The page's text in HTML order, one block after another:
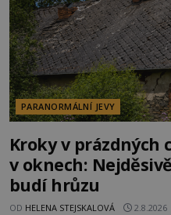
PARANORMÁLNÍ JEVY
Kroky v prázdných
v oknech:
budí hrůzu
OD HELENA STEJSKALOVÁ 2.8.2026